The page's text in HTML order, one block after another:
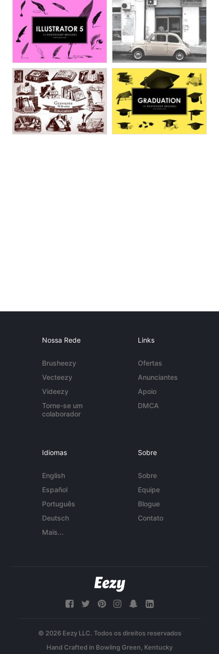
Nossa Rede
Brusheezy
Vecteezy
Videezy
Torne-se um
colaborador
Links
Ofertas
Anunciantes
Apoio
DMCA
Idiomas
English
Español
Português
Deutsch
Mais...
Sobre
Sobre
Equipe
Blogue
Contato
© 2026 Eezy LLC. Todos os direitos reservados